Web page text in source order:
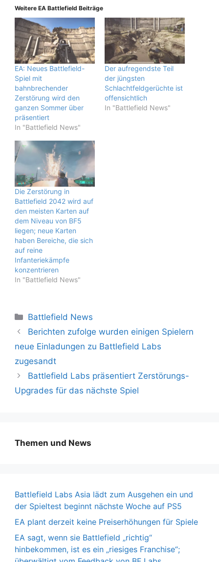
Weitere EA Battlefield Beiträge
EA: Neues Battlefield-
Spiel mit
bahnbrechender
Zerstörung wird den
ganzen Sommer über
präsentiert
In "Battlefield News"
Der aufregendste Teil
der jüngsten
Schlachtfeldgerüchte ist
offensichtlich
In "Battlefield News"
Die Zerstörung in
Battlefield 2042 wird auf
den meisten Karten auf
dem Niveau von BF5
liegen; neue Karten
haben Bereiche, die sich
auf reine
Infanteriekämpfe
konzentrieren
In "Battlefield News"
Kategorien
Battlefield News
Berichten zufolge wurden einigen Spielern
neue Einladungen zu Battlefield Labs
zugesandt
Battlefield Labs präsentiert Zerstörungs-
Upgrades für das nächste Spiel
Themen und News
Battlefield Labs Asia lädt zum Ausgehen ein und
der Spieltest beginnt nächste Woche auf PS5
EA plant derzeit keine Preiserhöhungen für Spiele
EA sagt, wenn sie Battlefield „richtig“
hinbekommen, ist es ein „riesiges Franchise“;